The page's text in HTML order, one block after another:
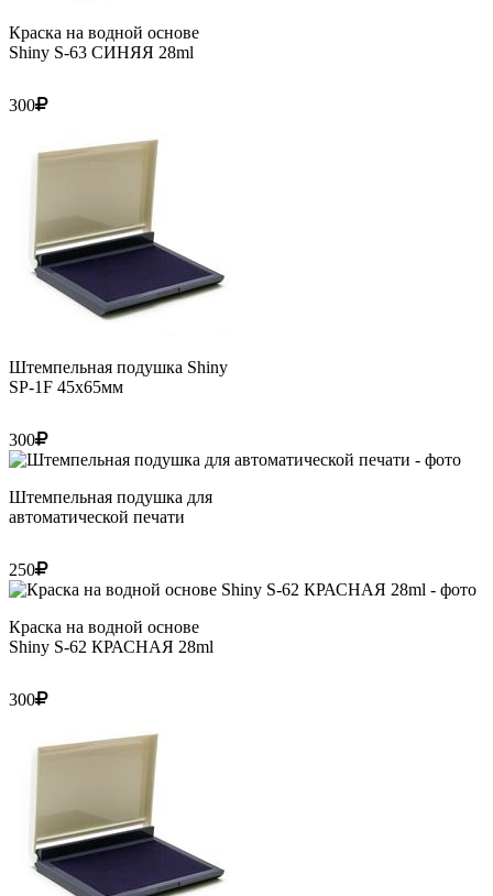
Краска на водной основе
Shiny S-63 СИНЯЯ 28ml
300
Штемпельная подушка Shiny
SP-1F 45х65мм
300
Штемпельная подушка для
автоматической печати
250
Краска на водной основе
Shiny S-62 КРАСНАЯ 28ml
300